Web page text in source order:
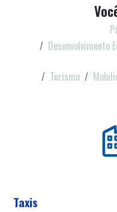
Desenvolvimento
Turismo
Taxis